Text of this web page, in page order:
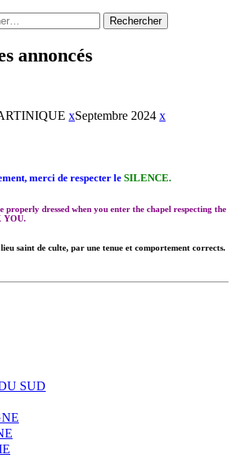
annoncés
xSeptembre 2024 x
merci de respecter le SILENCE.
properly dressed when you enter the chapel respecting the
YOU.
lieu saint de culte, par une tenue et comportement corrects.
SUD